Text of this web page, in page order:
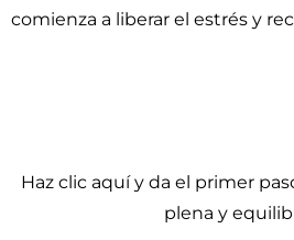
comienza a liberar el estrés y
Haz clic aquí y da el primer
plena y